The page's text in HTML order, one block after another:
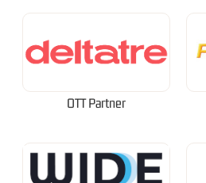
OTT Partner